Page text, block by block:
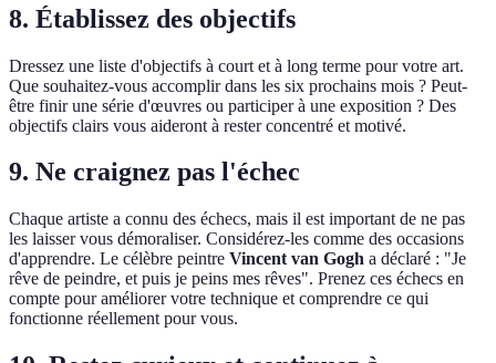
8. Établissez des objectifs
Dressez une liste d'objectifs à court et à long terme pour votre art.
Que souhaitez-vous accomplir dans les six prochains mois ? Peut-
être finir une série d'œuvres ou participer à une exposition ? Des
objectifs clairs vous aideront à rester concentré et motivé.
9. Ne craignez pas l'échec
Chaque artiste a connu des échecs, mais il est important de ne pas
les laisser vous démoraliser. Considérez-les comme des occasions
d'apprendre. Le célèbre peintre Vincent van Gogh a déclaré : "Je
rêve de peindre, et puis je peins mes rêves". Prenez ces échecs en
compte pour améliorer votre technique et comprendre ce qui
fonctionne réellement pour vous.